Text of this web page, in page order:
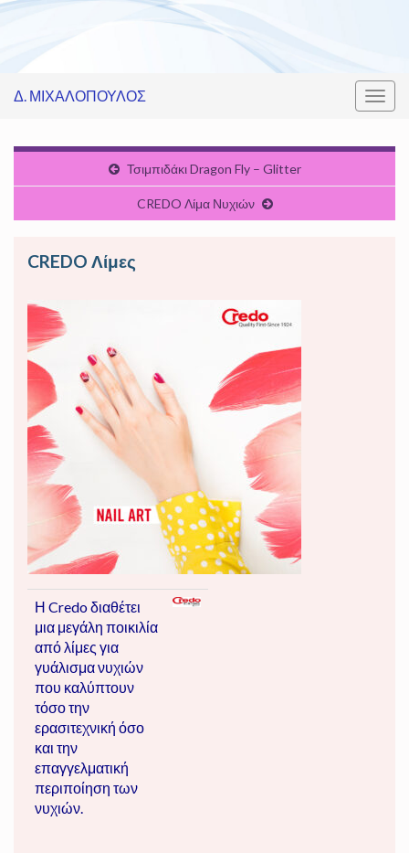
Δ. ΜΙΧΑΛΟΠΟΥΛΟΣ
Τσιμπιδάκι Dragon Fly – Glitter
CREDO Λίμα Νυχιών
CREDO Λίμες
Η Credo διαθέτει
μια μεγάλη ποικιλία
από λίμες για
γυάλισμα νυχιών
που καλύπτουν
τόσο την
ερασιτεχνική όσο
και την
επαγγελματική
περιποίηση των
νυχιών.